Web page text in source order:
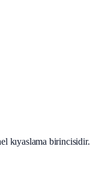
kıyaslama birincisidir.